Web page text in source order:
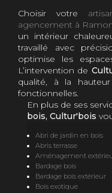
Choisir votre
agencement à
un intérieur
travaillé avec
optimise les
L’intervention de
qualité, à la
fonctionnelles.
En plus de ses
bois, Cultur'bois
Abri de jardin en bois
Abris terrasse
Aménagement
Bardage bois
Bardage bois extérieur
Bois exotique